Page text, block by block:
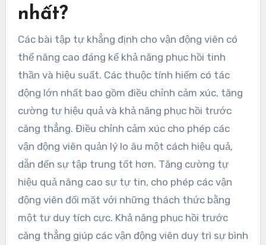
nhất?
Các bài tập tự khẳng định cho vận động viên có
thể nâng cao đáng kể khả năng phục hồi tinh
thần và hiệu suất. Các thuộc tính hiếm có tác
động lớn nhất bao gồm điều chỉnh cảm xúc, tăng
cường tự hiệu quả và khả năng phục hồi trước
căng thẳng. Điều chỉnh cảm xúc cho phép các
vận động viên quản lý lo âu một cách hiệu quả,
dẫn đến sự tập trung tốt hơn. Tăng cường tự
hiệu quả nâng cao sự tự tin, cho phép các vận
động viên đối mặt với những thách thức bằng
một tư duy tích cực. Khả năng phục hồi trước
căng thẳng giúp các vận động viên duy trì sự bình